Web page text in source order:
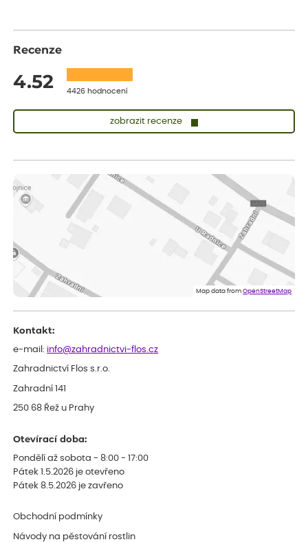
Recenze
4.52 4426 hodnocení
zobrazit recenze
Vše přišlo velice rychle krásně zabalené. Rostlinky po přesazení
velice dobře prospívají
Jarda
Dobrý den, byli jsme spokojeni
Eshop, objednání bylo v pořádku, žádný problém. Jen jsem byla
smutná z dodávky jedné kytky, která nebyla v nejlepší kondici a i
Map data fromOpenStreetMap
Kontakt:
e-mail: info@zahradnictvi-flos.cz
Zahradnictví Flos s.r.o.
Zahradní 141
250 68 Řež u Prahy
Otevírací doba:
Pondělí až sobota - 8:00 - 17:00
Pátek 1.5.2026 je otevřeno
Pátek 8.5.2026 je zavřeno
Obchodní podmínky
Návody na pěstování rostlin